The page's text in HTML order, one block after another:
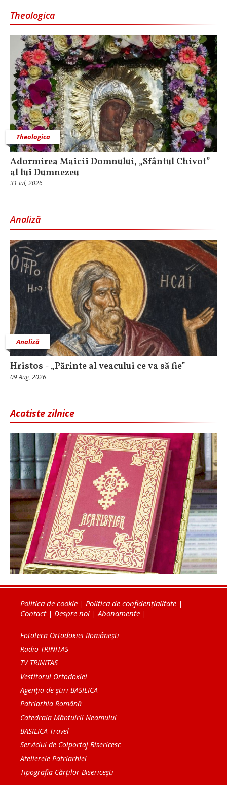
Theologica
Theologica
Adormirea Maicii Domnului, „Sfântul Chivot”
al lui Dumnezeu
31 Iul, 2026
Analiză
Analiză
Hristos - „Părinte al veacului ce va să fie”
09 Aug, 2026
Acatiste zilnice
Politica de cookie | Politica de confidențialitate |
Contact| Despre noi | Abonamente |
Fototeca Ortodoxiei Românești
Radio TRINITAS
TV TRINITAS
Vestitorul Ortodoxiei
Agenţia de ştiri BASILICA
Patriarhia Română
Catedrala Mântuirii Neamului
BASILICA Travel
Serviciul de Colportaj Bisericesc
Atelierele Patriarhiei
Tipografia Cărţilor Bisericeşti